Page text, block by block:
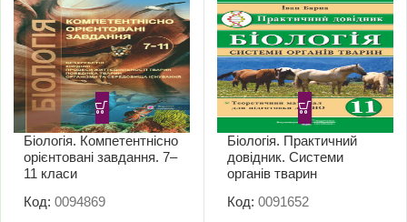
Біологія. Компетентнісно
орієнтовані завдання. 7–
11 класи
Код: 0094869
Біологія. Практичний
довідник. Системи
органів тварин
Код: 0091652